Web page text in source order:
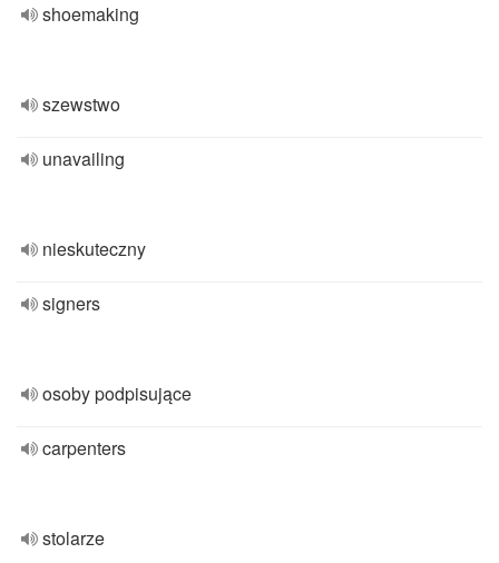
shoemaking
szewstwo
unavailing
nieskuteczny
signers
osoby podpisujące
carpenters
stolarze